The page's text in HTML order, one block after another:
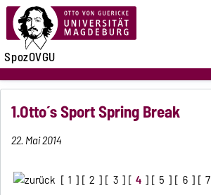
SpozOVGU
1.Otto´s Sport Spring Break
22. Mai 2014
[ 1 ] [ 2 ] [ 3 ] [ 4 ] [ 5 ] [ 6 ] [ 7